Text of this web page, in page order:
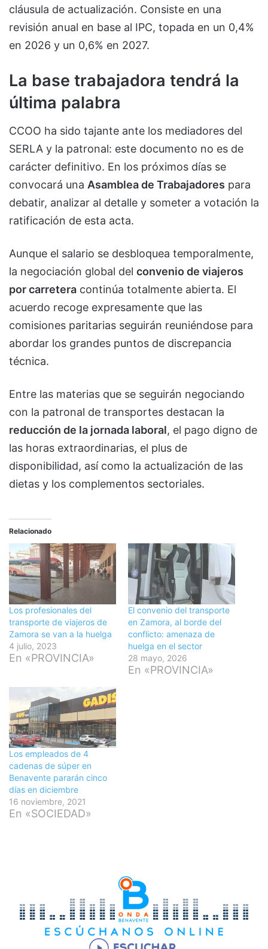
cláusula de actualización. Consiste en una
revisión anual en base al IPC, topada en un 0,4%
en 2026 y un 0,6% en 2027.
La base trabajadora tendrá la
última palabra
CCOO ha sido tajante ante los mediadores del
SERLA y la patronal: este documento no es de
carácter definitivo. En los próximos días se
convocará una Asamblea de Trabajadores para
debatir, analizar al detalle y someter a votación la
ratificación de esta acta.
Aunque el salario se desbloquea temporalmente,
la negociación global del convenio de viajeros
por carretera continúa totalmente abierta. El
acuerdo recoge expresamente que las
comisiones paritarias seguirán reuniéndose para
abordar los grandes puntos de discrepancia
técnica.
Entre las materias que se seguirán negociando
con la patronal de transportes destacan la
reducción de la jornada laboral, el pago digno de
las horas extraordinarias, el plus de
disponibilidad, así como la actualización de las
dietas y los complementos sectoriales.
Relacionado
Los profesionales del
transporte de viajeros de
Zamora se van a la huelga
4 julio, 2023
En «PROVINCIA»
El convenio del transporte
en Zamora, al borde del
conflicto: amenaza de
huelga en el sector
28 mayo, 2026
En «PROVINCIA»
Los empleados de 4
cadenas de súper en
Benavente pararán cinco
días en diciembre
16 noviembre, 2021
En «SOCIEDAD»